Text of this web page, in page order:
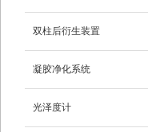
双柱后衍生装置
凝胶净化系统
光泽度计